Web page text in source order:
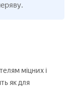
міцних і
як для